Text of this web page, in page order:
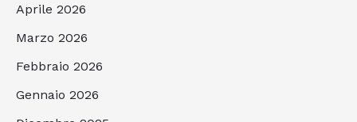
Aprile 2026
Marzo 2026
Febbraio 2026
Gennaio 2026